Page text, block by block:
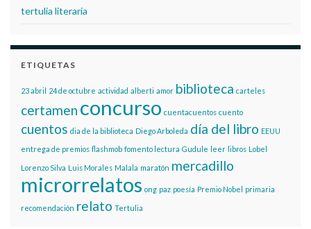
tertulia literaria
ETIQUETAS
23 abril 24 de octubre actividad alberti amor biblioteca carteles
certamen concurso cuentacuentos cuento
cuentos dia de la biblioteca Diego Arboleda día del libro EEUU
entrega de premios flashmob fomento lectura Gudule leer libros Lobel
Lorenzo Silva Luis Morales Malala maratón mercadillo
microrrelatos ong paz poesía Premio Nobel primaria
recomendación relato Tertulia